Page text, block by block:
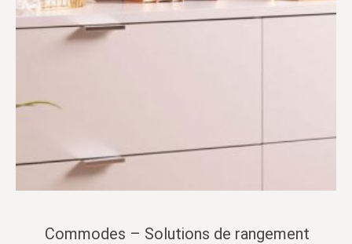
Commodes – Solutions de rangement